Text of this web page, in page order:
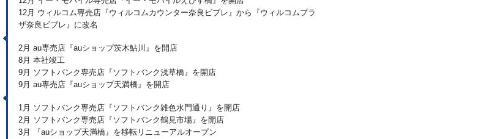
12月 ウィルコム専売店『ウィルコムカウンター奈良ビブレ』から『ウィルコムプラ
ザ奈良ビブレ』に改名
2月 au専売店『auショップ茨木鮎川』を開店
8月 本社竣工
9月 ソフトバンク専売店『ソフトバンク浅草橋』を開店
9月 au専売店『auショップ天満橋』を開店
1月 ソフトバンク専売店『ソフトバンク雑色水門通り』を開店
2月 ソフトバンク専売店『ソフトバンク鶴見市場』を開店
3月 『auショップ天満橋』を移転リニューアルオープン